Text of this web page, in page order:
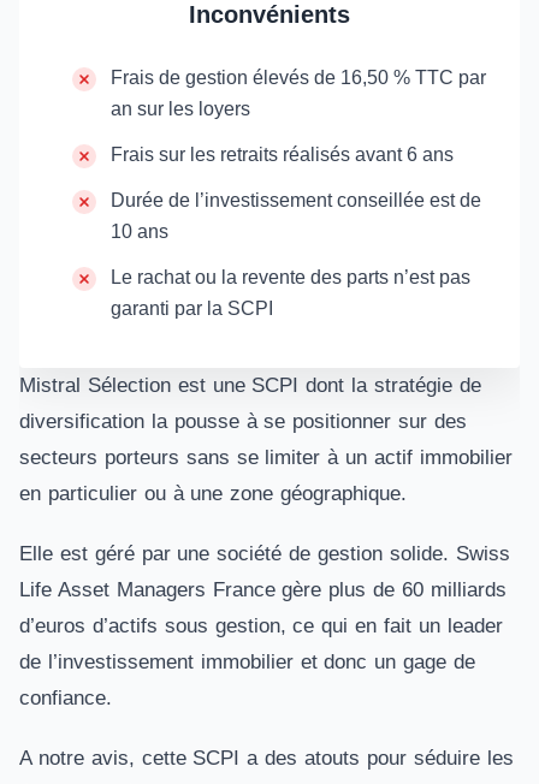
Inconvénients
Frais de gestion élevés de 16,50 % TTC par
an sur les loyers
Frais sur les retraits réalisés avant 6 ans
Durée de l’investissement conseillée est de
10 ans
Le rachat ou la revente des parts n’est pas
garanti par la SCPI
Mistral Sélection est une SCPI dont la stratégie de
diversification la pousse à se positionner sur des
secteurs porteurs sans se limiter à un actif immobilier
en particulier ou à une zone géographique.
Elle est géré par une société de gestion solide. Swiss
Life Asset Managers France gère plus de 60 milliards
d’euros d’actifs sous gestion, ce qui en fait un leader
de l’investissement immobilier et donc un gage de
confiance.
A notre avis, cette SCPI a des atouts pour séduire les